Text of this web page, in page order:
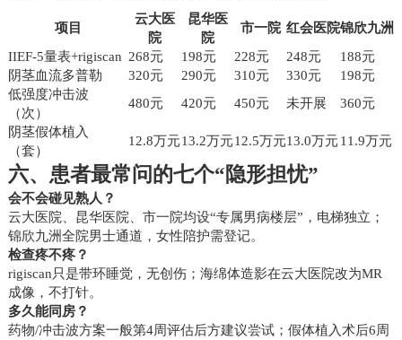
项目
云大医
院
昆华医
院
市一院 红会医院锦欣九洲
IIEF-5量表+rigiscan 268元 198元 228元 248元
188元
阴茎血流多普勒
320元 290元 310元 330元
198元
低强度冲击波
（次）
480元 420元 450元 未开展
360元
阴茎假体植入
（套）
12.8万元13.2万元12.5万元13.0万元11.9万元
六、患者最常问的七个“隐形担忧”
会不会碰见熟人？
云大医院、昆华医院、市一院均设“专属男病楼层”，电梯独立；
锦欣九洲全院男士通道，女性陪护需登记。
检查疼不疼？
rigiscan只是带环睡觉，无创伤；海绵体造影在云大医院改为MR
成像，不打针。
多久能同房？
药物/冲击波方案一般第4周评估后方建议尝试；假体植入术后6周